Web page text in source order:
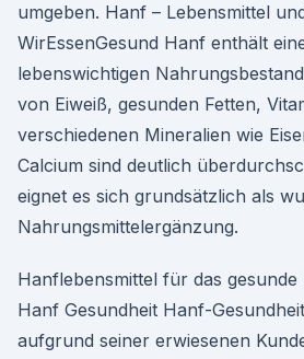
umgeben. Hanf – Lebensmittel
WirEssenGesund Hanf enthält
lebenswichtigen
von Eiweiß, gesunden Fetten,
verschiedenen Mineralien wie
Calcium sind deutlich
eignet es sich grundsätzlich als
Nahrungsmittelergänzung.
Hanflebensmittel für das
Hanf Gesundheit Hanf-
aufgrund seiner erwiesenen